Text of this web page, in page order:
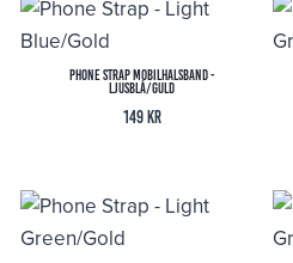
Phone Strap Mobilhalsband -
Ljusblå/Guld
149 kr